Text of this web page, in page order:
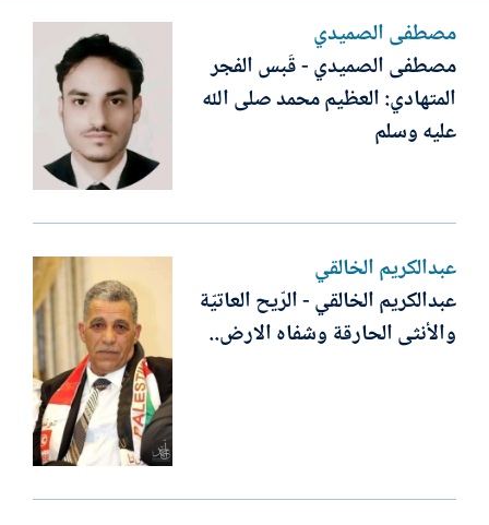
مصطفى الصميدي
مصطفى الصميدي - قَبس الفجر
المتهادي: العظيم محمد صلى الله
عليه وسلم
عبدالكريم الخالقي
عبدالكريم الخالقي - الرّيح العاتيّة
والأنثى الحارقة وشفاه الارض..